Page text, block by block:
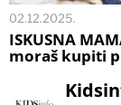
02.12.2025.
ISKUSNA
moraš kupiti